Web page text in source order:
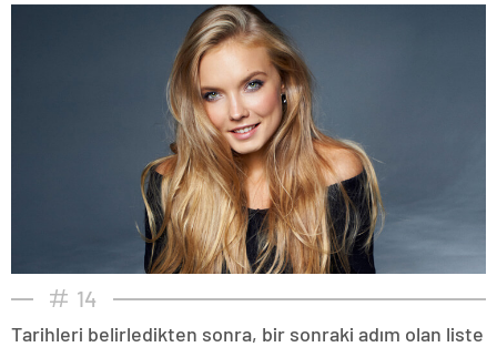
14
Tarihleri belirledikten sonra, bir sonraki adım olan liste